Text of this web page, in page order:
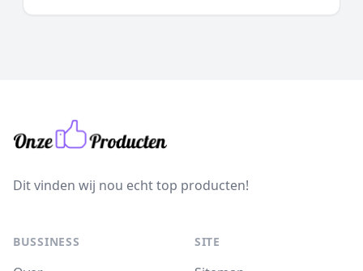
Dit vinden wij nou echt top producten!
BUSSINESS SITE